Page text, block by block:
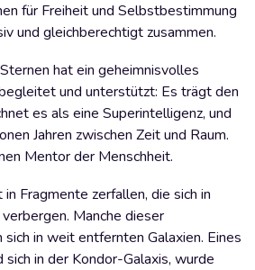
für Freiheit und Selbstbestimmung
und gleichberechtigt zusammen.
hat ein geheimnisvolles
und unterstützt: Es trägt den
es als eine Superintelligenz, und
Jahren zwischen Zeit und Raum.
Mentor der Menschheit.
Fragmente zerfallen, die sich in
Manche dieser
in weit entfernten Galaxien. Eines
in der Kondor-Galaxis, wurde